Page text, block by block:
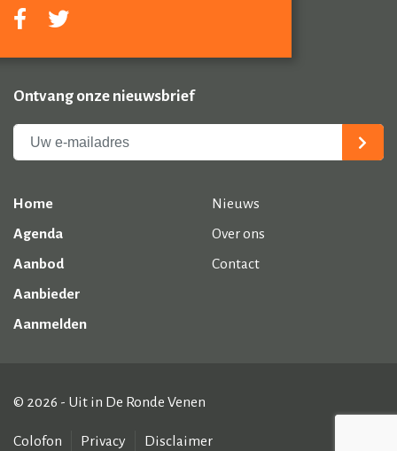
Ontvang onze nieuwsbrief
Home
Agenda
Aanbod
Aanbieder
Aanmelden
Nieuws
Over ons
Contact
© 2026 - Uit in De Ronde Venen
Colofon Privacy Disclaimer